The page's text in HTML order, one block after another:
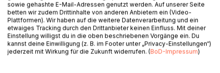
BESCHREIBUNG
Brandaktuell und knallhart! Entdecke jetzt das umstrittenste
sowie gehashte E-Mail-Adressen genutzt werden. Auf unserer Seite
betten wir zudem Drittinhalte von anderen Anbietern ein (Video-
Plattformen). Wir haben auf die weitere Datenverarbeitung und ein
etwaiges Tracking durch den Drittanbieter keinen Einfluss. Mit deiner
Einstellung willigst du in die oben beschriebenen Vorgänge ein. Du
kannst deine Einwilligung (z. B. im Footer unter „Privacy-Einstellungen“)
jederzeit mit Wirkung für die Zukunft widerrufen. (BoD-Impressum)